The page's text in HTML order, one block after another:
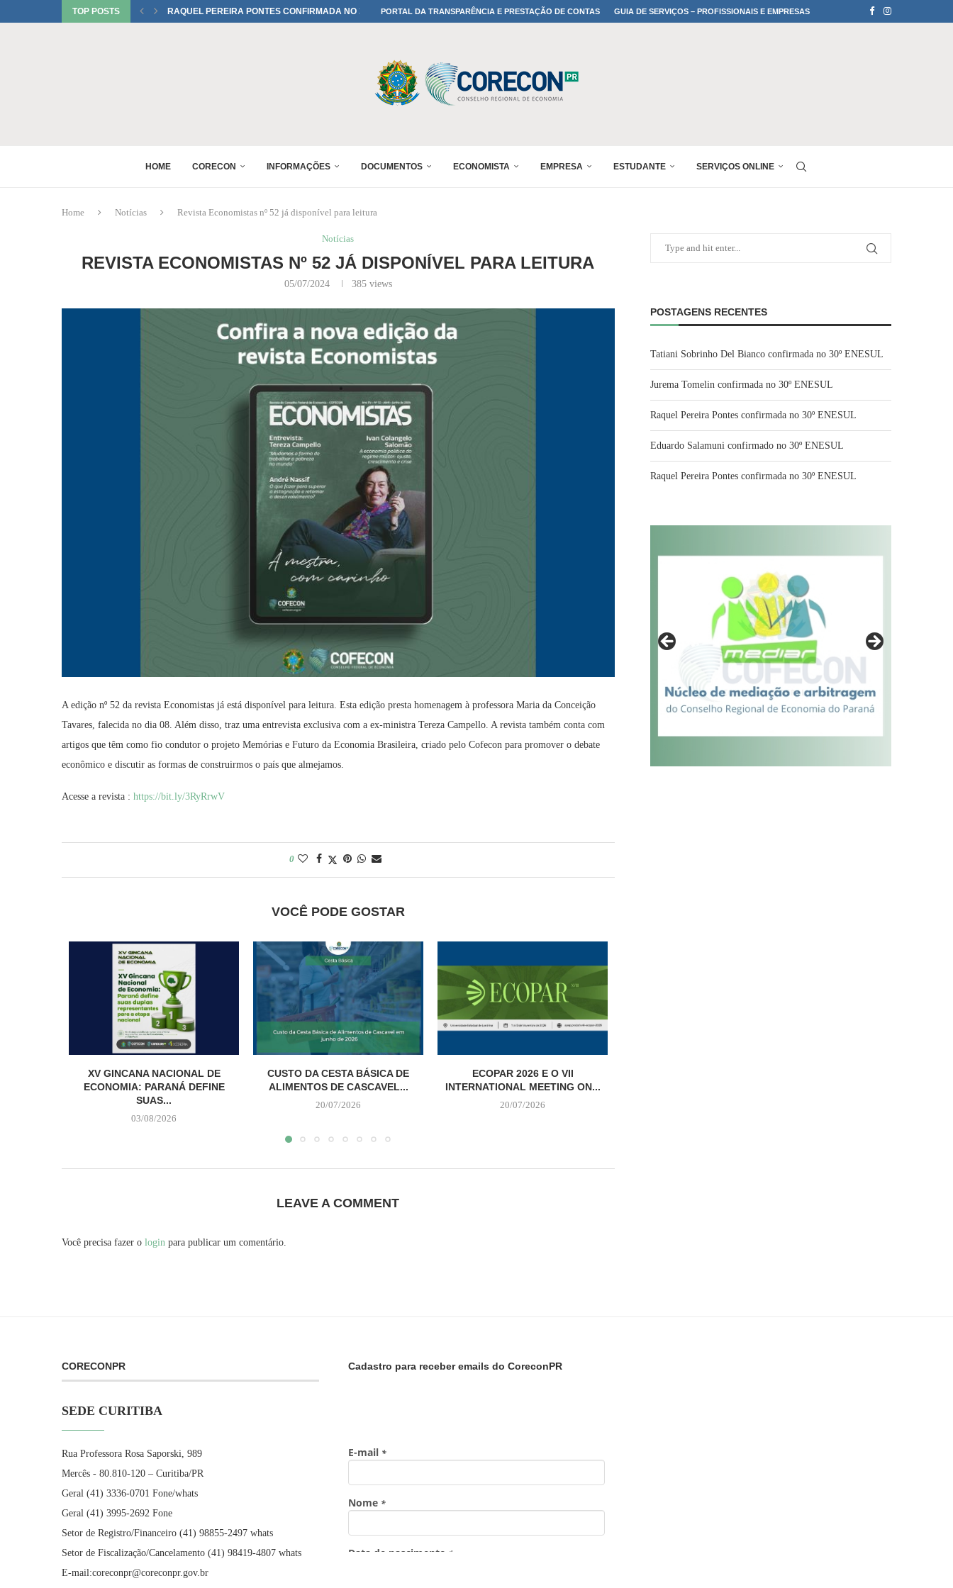
TOP POSTS RAQUEL PEREIRA PONTES CONFIRMADA NO 30º ENESULPORTAL DA TRANSPARÊNCIA E PRESTAÇÃO DE CONTAS GUIA DE SERVIÇOS – PROFISSIONAIS E EMPRESAS
HOME CORECON INFORMAÇÕES DOCUMENTOS ECONOMISTA EMPRESA ESTUDANTE SERVIÇOS ONLINE
Home Notícias Revista Economistas nº 52 já disponível para leitura
Notícias
REVISTA ECONOMISTAS Nº 52 JÁ DISPONÍVEL PARA LEITURA
05/07/2024 385views
A edição nº 52 da revista Economistas já está disponível para leitura. Esta edição presta homenagem à professora Maria da Conceição
Tavares, falecida no dia 08. Além disso, traz uma entrevista exclusiva com a ex-ministra Tereza Campello. A revista também conta com
artigos que têm como fio condutor o projeto Memórias e Futuro da Economia Brasileira, criado pelo Cofecon para promover o debate
econômico e discutir as formas de construirmos o país que almejamos.
Acesse a revista : https://bit.ly/3RyRrwV
0
VOCÊ PODE GOSTAR
XV GINCANA NACIONAL DE
ECONOMIA: PARANÁ DEFINE
SUAS...
03/08/2026
CUSTO DA CESTA BÁSICA DE
ALIMENTOS DE CASCAVEL...
20/07/2026
ECOPAR 2026 E O VII
INTERNATIONAL MEETING ON...
20/07/2026
LEAVE A COMMENT
Você precisa fazer o login para publicar um comentário.
POSTAGENS RECENTES
Tatiani Sobrinho Del Bianco confirmada no 30º ENESUL
Jurema Tomelin confirmada no 30º ENESUL
Raquel Pereira Pontes confirmada no 30º ENESUL
Eduardo Salamuni confirmado no 30º ENESUL
Raquel Pereira Pontes confirmada no 30º ENESUL
CORECONPR
SEDE CURITIBA
Rua Professora Rosa Saporski, 989
Mercês - 80.810-120 – Curitiba/PR
Geral (41) 3336-0701 Fone/whats
Geral (41) 3995-2692 Fone
Setor de Registro/Financeiro (41) 98855-2497 whats
Setor de Fiscalização/Cancelamento (41) 98419-4807 whats
E-mail:coreconpr@coreconpr.gov.br
Cadastro para receber emails do CoreconPR